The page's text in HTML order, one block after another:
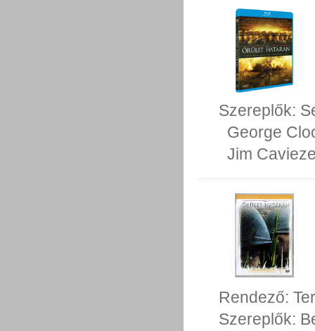
Szereplők:
George
Jim
Rendező:
Szereplők: